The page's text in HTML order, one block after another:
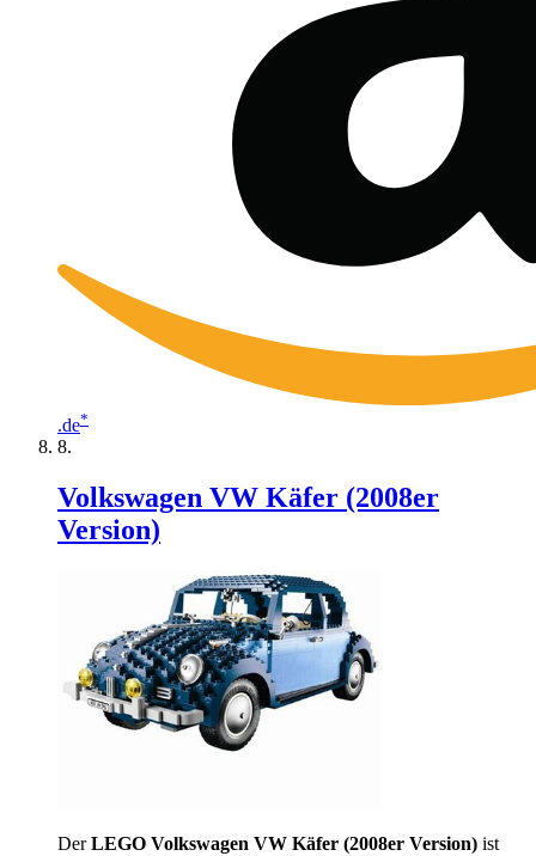
.de*
Volkswagen VW Käfer (2008er
Version)
DerLEGO Volkswagen VW Käfer (2008er Version) ist